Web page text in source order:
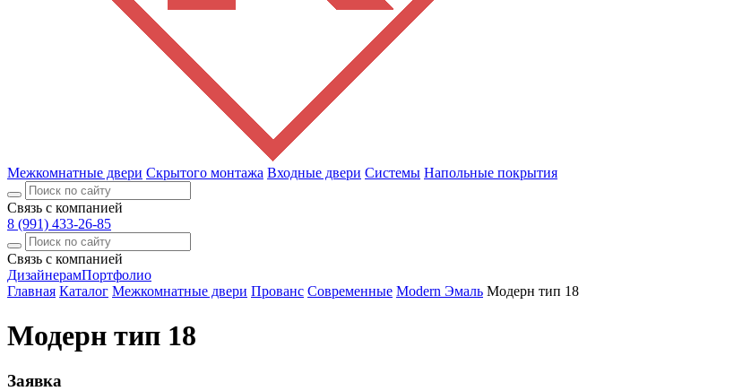
Межкомнатные двери Скрытого монтажа Входные двери Системы Напольные покрытия
Связь с компанией
8 (991) 433-26-85
Связь с компанией
ДизайнерамПортфолио
Главная Каталог Межкомнатные двери Прованс Современные Modern Эмаль Модерн тип 18
Модерн тип 18
Заявка